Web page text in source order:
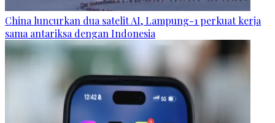
China luncurkan dua satelit AI, Lampung-1 perkuat kerja
sama antariksa dengan Indonesia